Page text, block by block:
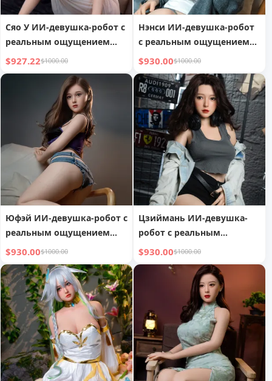
Сяо У ИИ-девушка-робот с
реальным ощущением
руки
$927.22$1000.00
Нэнси ИИ-девушка-робот
с реальным ощущением
руки
$930.00$1000.00
Юфэй ИИ-девушка-робот с
реальным ощущением
руки
$930.00$1000.00
Цзиймань ИИ-девушка-
робот с реальным
ощущением руки
$930.00$1000.00